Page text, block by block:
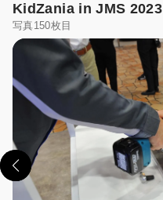
KidZania in JMS 2023
写真150枚目